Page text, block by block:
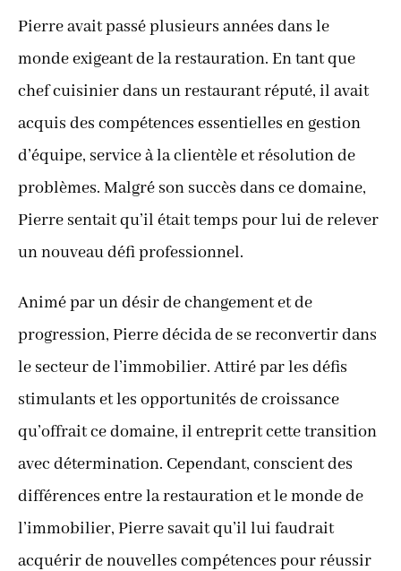
Pierre avait passé plusieurs années dans le
monde exigeant de la restauration. En tant que
chef cuisinier dans un restaurant réputé, il avait
acquis des compétences essentielles en gestion
d’équipe, service à la clientèle et résolution de
problèmes. Malgré son succès dans ce domaine,
Pierre sentait qu’il était temps pour lui de relever
un nouveau défi professionnel.
Animé par un désir de changement et de
progression, Pierre décida de se reconvertir dans
le secteur de l’immobilier. Attiré par les défis
stimulants et les opportunités de croissance
qu’offrait ce domaine, il entreprit cette transition
avec détermination. Cependant, conscient des
différences entre la restauration et le monde de
l’immobilier, Pierre savait qu’il lui faudrait
acquérir de nouvelles compétences pour réussir